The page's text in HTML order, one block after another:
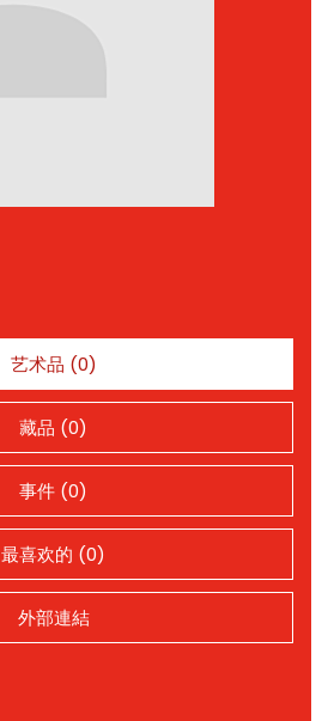
艺术品 (0)
藏品 (0)
事件 (0)
最喜欢的 (0)
外部連結